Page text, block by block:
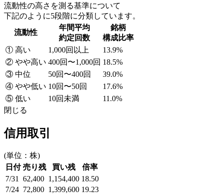
流動性の高さを測る基準について
下記のように5段階に分類しています。
流動性
年間平均
約定回数
銘柄
構成比率
① 高い
1,000回以上
13.9%
② やや高い 400回〜1,000回 18.5%
③ 中位
50回〜400回
39.0%
④ やや低い 10回〜50回
17.6%
⑤ 低い
10回未満
11.0%
閉じる
信用取引
(単位：株)
日付 売り残 買い残
倍率
7/31
62,400 1,154,400 18.50
7/24 72,800 1,399,600 19.23